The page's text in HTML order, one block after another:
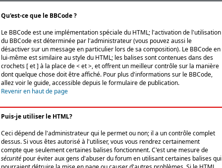
Qu'est-ce que le BBCode ?
Le BBCode est une implémentation spéciale du HTML; l'activation de l'utilisation
du BBCode est déterminée par l'administrateur (vous pouvez aussi le
désactiver sur un message en particulier lors de sa composition). Le BBCode en
lui-même est similaire au style du HTML; les balises sont contenues dans des
crochets [ et ] à la place de < et >, et offrent un meilleur contrôle sur la manière
dont quelque chose doit être affiché. Pour plus d'informations sur le BBCode,
allez voir le guide, accessible depuis le formulaire de publication.
Revenir en haut de page
Puis-je utiliser le HTML?
Ceci dépend de l'administrateur qui le permet ou non; il a un contrôle complet
dessus. Si vous êtes autorisé à l'utiliser, vous vous rendrez certainement
compte que seulement certaines balises fonctionnent. C'est une mesure de
sécurité pour éviter aux gens d'abuser du forum en utilisant certaines balises qui